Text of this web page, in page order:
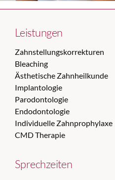
Leistungen
Zahnstellungskorrekturen
Bleaching
Ästhetische Zahnheilkunde
Implantologie
Parodontologie
Endodontologie
Individuelle Zahnprophylaxe
CMD Therapie
Sprechzeiten